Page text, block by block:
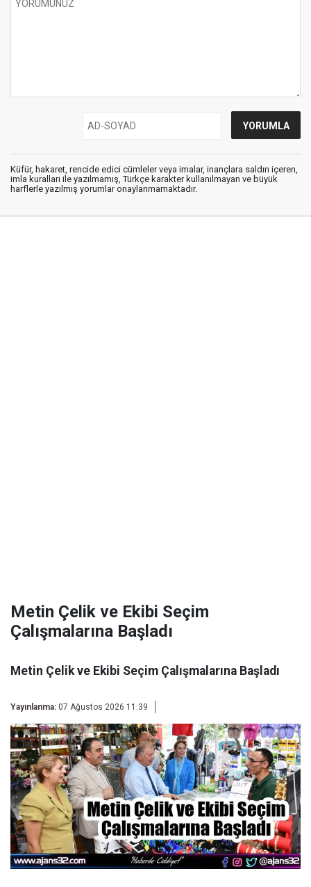
Küfür, hakaret, rencide edici cümleler veya imalar, inançlara saldırı içeren,
imla kuralları ile yazılmamış, Türkçe karakter kullanılmayan ve büyük
harflerle yazılmış yorumlar onaylanmamaktadır.
Metin Çelik ve Ekibi Seçim
Çalışmalarına Başladı
Metin Çelik ve Ekibi Seçim Çalışmalarına Başladı
Yayınlanma: 07 Ağustos 2026 11:39